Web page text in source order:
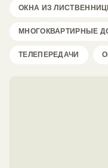
ОКНА ИЗ
МНОГОКВАРТИРНЫЕ
ТЕЛЕПЕРЕДАЧИ